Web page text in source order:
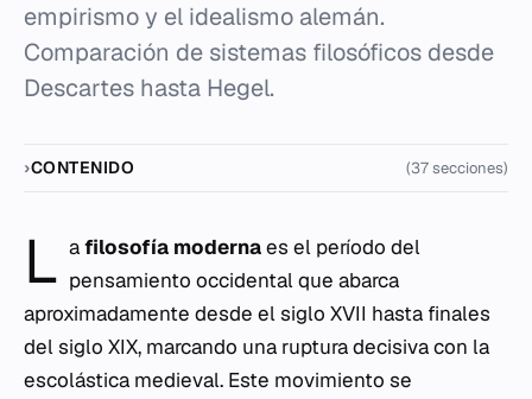
empirismo y el idealismo alemán.
Comparación de sistemas filosóficos desde
Descartes hasta Hegel.
CONTENIDO (37 secciones)
L afilosofía modernaes el período del
pensamiento occidental que abarca
aproximadamente desde el siglo XVII hasta finales
del siglo XIX, marcando una ruptura decisiva con la
escolástica medieval. Este movimiento se